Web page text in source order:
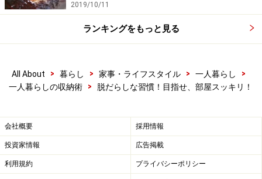
2019/10/11
ランキングをもっと見る
All About > 暮らし > 家事・ライフスタイル > 一人暮らし
>
一人暮らしの収納術
> 脱だらしな習慣！目指せ、部屋スッキリ！
会社概要 採用情報
投資家情報 広告掲載
利用規約 プライバシーポリシー